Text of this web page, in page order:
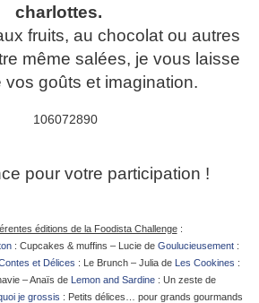
charlottes.
fruits, au chocolat ou autres
même salées, je vous laisse
vos goûts et imagination.
pour votre participation !
éditions de la Foodista Challenge:
: Cupcakes & muffins – Lucie de Goulucieusement :
et Délices : Le Brunch – Julia de Les Cookines :
– Anaïs de Lemon and Sardine : Un zeste de
je grossis : Petits délices… pour grands gourmands